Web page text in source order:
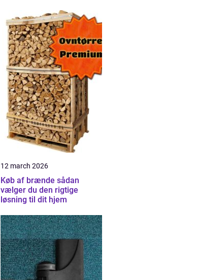
12 march 2026
Køb af brænde sådan
vælger du den rigtige
løsning til dit hjem